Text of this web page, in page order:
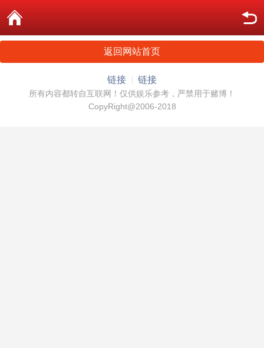
返回网站首页
链接 链接
所有内容都转自互联网！仅供娱乐参考，严禁用于赌博！
CopyRight@2006-2018